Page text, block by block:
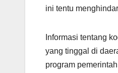
ini tentu
Informasi tentang
yang tinggal di
program